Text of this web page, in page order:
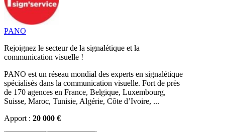
PANO
Rejoignez le secteur de la signalétique et la
communication visuelle !
PANO est un réseau mondial des experts en signalétique
spécialisés dans la communication visuelle. Fort de près
de 170 agences en France, Belgique, Luxembourg,
Suisse, Maroc, Tunisie, Algérie, Côte d’Ivoire, ...
Apport : 20 000 €